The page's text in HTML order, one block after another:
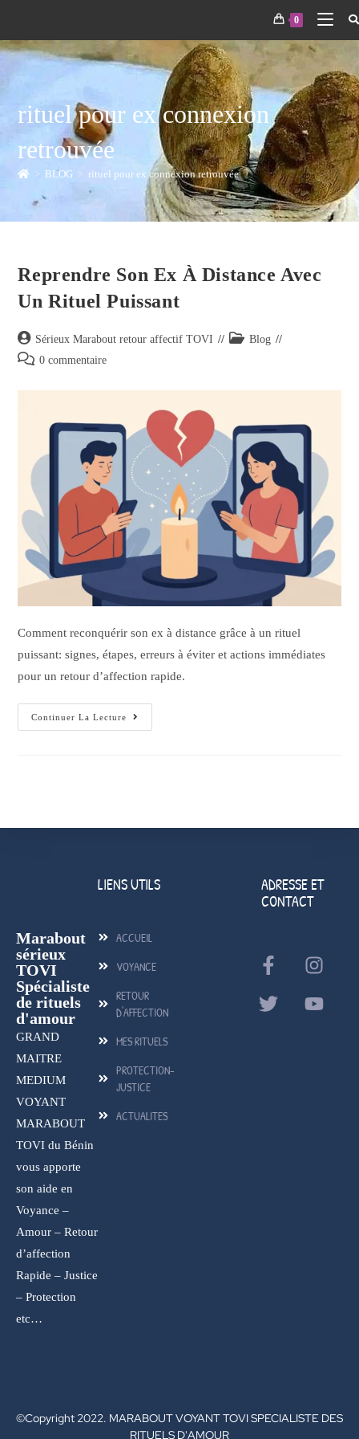
0
rituel pour ex connexion
retrouvée
> BLOG > rituel pour ex connexion retrouvée
Reprendre Son Ex À Distance Avec
Un Rituel Puissant
Sérieux Marabout retour affectif TOVI
Blog
0 commentaire
Comment reconquérir son ex à distance grâce à un rituel
puissant: signes, étapes, erreurs à éviter et actions immédiates
pour un retour d’affection rapide.
Continuer La Lecture
Marabout
sérieux
TOVI
Spécialiste
de rituels
d'amour
GRAND
MAITRE
MEDIUM
VOYANT
MARABOUT
TOVI du Bénin
vous apporte
son aide en
Voyance –
Amour – Retour
d’affection
Rapide – Justice
– Protection
etc…
LIENS UTILS
ACCUEIL
VOYANCE
RETOUR
D'AFFECTION
MES RITUELS
PROTECTION-
JUSTICE
ACTUALITES
ADRESSE ET
CONTACT
©Copyright 2022. MARABOUT VOYANT TOVI SPECIALISTE DES
RITUELS D'AMOUR